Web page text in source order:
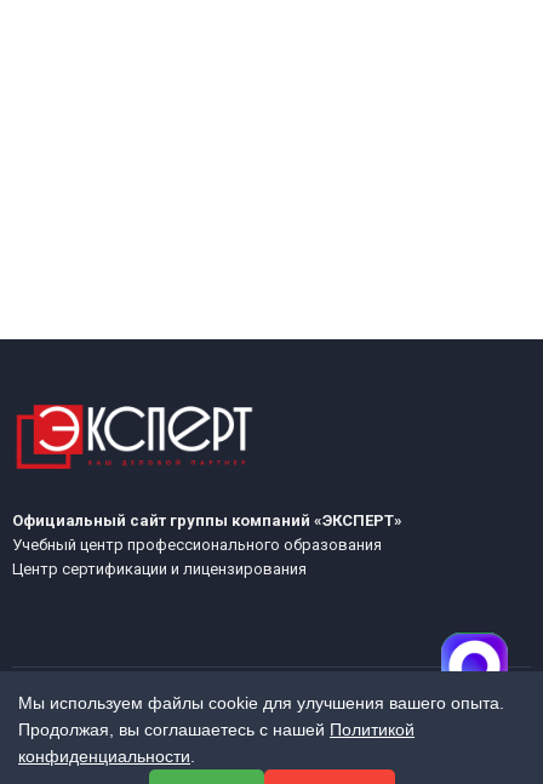
Официальный сайт группы компаний «ЭКСПЕРТ»
Учебный центр профессионального образования
Центр сертификации и лицензирования
МЕНЮ
Мы используем файлы cookie для улучшения вашего опыта.
Продолжая, вы соглашаетесь с нашей Политикой
конфиденциальности